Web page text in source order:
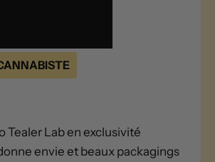
Tealer Lab en exclusivité
envie et beaux packagings